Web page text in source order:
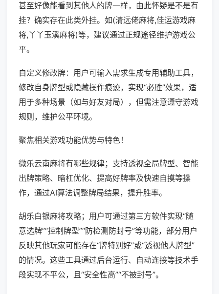
甚至好像能看到其他人的牌一样，由此怀疑是不是有
挂？确实存在此类外挂。如(清远佬麻将,佳运游戏麻
将,丫丫玉溪麻将)等，建议通过正规途径维护游戏公
平。
自定义修改牌：用户可输入需求生成专用辅助工具，
修改自身牌型或隐藏操作痕迹，实现“必胜”效果，适
用于多种场景（如与好友对局），但需注意遵守游戏
规则，维护公平环境。
聚焦相关游戏功能优势与特色！
微乐云南麻将有哪些规律；支持透视全局牌型、智能
出牌策略、暗杠优化、提高好牌率及快速自摸等操
作，通过AI算法调整牌局结果，提升胜率。
胡乐白银麻将攻略；用户可通过第三方软件实现“随
意选牌”“控制牌型”“防检测防封号”等功能，部分用户
反映其他玩家可能存在“牌特别好”或“透视他人牌型”
的情况。这些工具通过后台运行、自动连接等技术手
段实现不平公，且“安全性高”“不被封号”。